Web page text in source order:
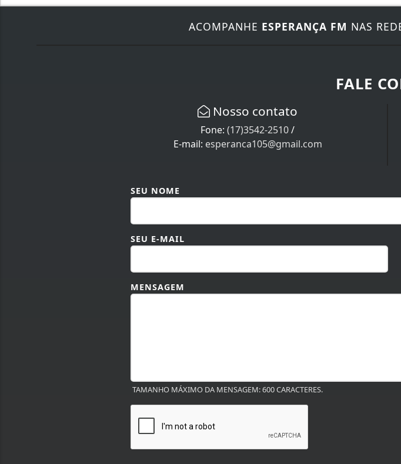
ACOMPANHE ESPERANÇA FM NAS
FALE
Nosso contato
Fone:(17)3542-2510/
E-mail: esperanca105@gmail.com
SEU NOME
SEU E-MAIL
MENSAGEM
TAMANHO MÁXIMO DA MENSAGEM: 600 CARACTERES.